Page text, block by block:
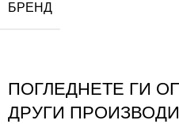
БРЕНД
ПОГЛЕДНЕТЕ ГИ
ДРУГИ